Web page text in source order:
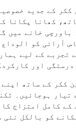
ککر کے جدید
کھانا پکانا
باورچی خانے میں
آرائی کو
تجربے کے لیے
اور
ککر کے ساتھ
تیار ہوجائیں۔
کے کامل امتزاج
کو بالکل نئی